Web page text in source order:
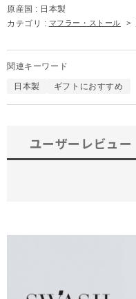
原産国 : 日本製
カテゴリ : マフラー・ストール >
関連キーワード
日本製 ギフトにおすすめ
ユーザーレビュー